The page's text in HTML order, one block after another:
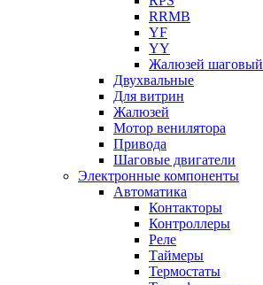
RRMB
YF
YY
Жалюзей шаговый
Двухвальные
Для витрин
Жалюзей
Мотор венилятора
Привода
Шаговые двигатели
Электронные компоненты
Автоматика
Контакторы
Контроллеры
Реле
Таймеры
Термостаты